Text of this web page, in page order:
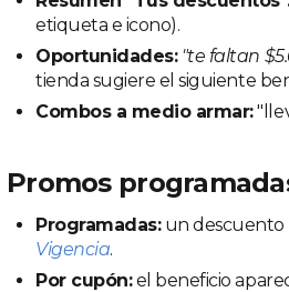
etiqueta e icono).
Oportunidades: "te faltan
tienda sugiere el siguiente
Combos a medio armar:
Promos
Programadas:un descuento
Vigencia.
Por cupón:el beneficio